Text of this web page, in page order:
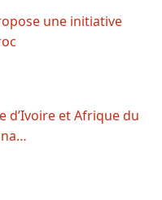
une initiative
d’Ivoire et Afrique du